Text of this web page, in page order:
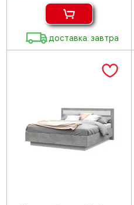
доставка: завтра